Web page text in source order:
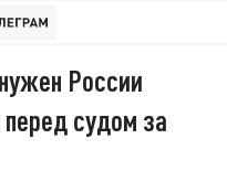
России
судом за